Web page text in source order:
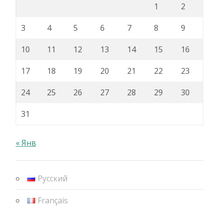
1
2
3
4 5 6 7 8
9
10
11 12 13 14 15
16
17
18 19 20 21 22
23
24
25 26 27 28 29
30
31
« Янв
Русский
Français